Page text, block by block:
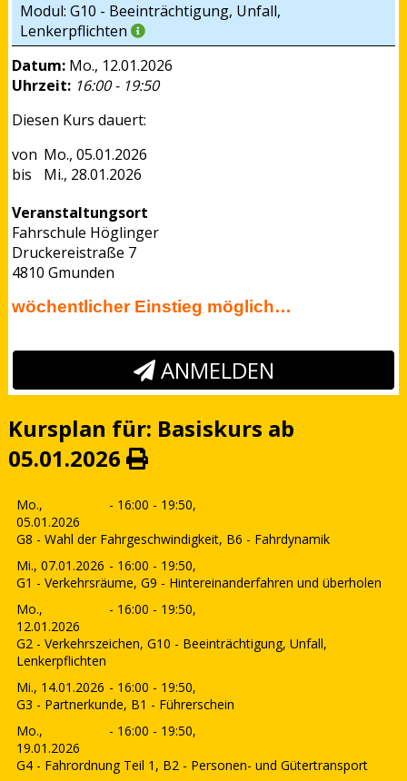
Modul: G10 - Beeinträchtigung, Unfall,
Lenkerpflichten
Datum: Mo., 12.01.2026
Uhrzeit: 16:00 - 19:50
Diesen Kurs dauert:
Mo., 05.01.2026
Mi., 28.01.2026
Veranstaltungsort
Fahrschule Höglinger
Druckereistraße 7
4810 Gmunden
wöchentlicher Einstieg möglich…
ANMELDEN
Kursplan für: Basiskurs ab
05.01.2026
Mo.,
05.01.2026
- 16:00 - 19:50,
G8 - Wahl der Fahrgeschwindigkeit, B6 - Fahrdynamik
Mi., 07.01.2026 - 16:00 - 19:50,
G1 - Verkehrsräume, G9 - Hintereinanderfahren und überholen
Mo.,
12.01.2026
- 16:00 - 19:50,
G2 - Verkehrszeichen, G10 - Beeinträchtigung, Unfall,
Lenkerpflichten
Mi., 14.01.2026 - 16:00 - 19:50,
G3 - Partnerkunde, B1 - Führerschein
Mo.,
19.01.2026
- 16:00 - 19:50,
G4 - Fahrordnung Teil 1, B2 - Personen- und Gütertransport